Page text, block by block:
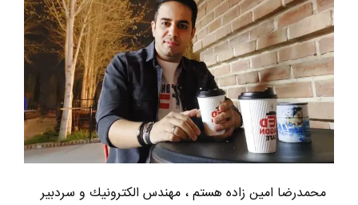
محمدرضا امين زاده هستم ، مهندس الكترونيك و سردبير